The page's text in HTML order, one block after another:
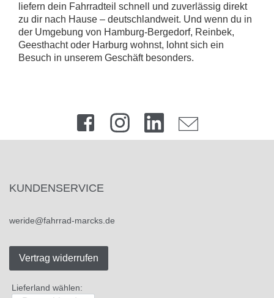
liefern dein Fahrradteil schnell und zuverlässig direkt
zu dir nach Hause – deutschlandweit. Und wenn du in
der Umgebung von Hamburg-Bergedorf, Reinbek,
Geesthacht oder Harburg wohnst, lohnt sich ein
Besuch in unserem Geschäft besonders.
KUNDENSERVICE
weride@fahrrad-marcks.de
Vertrag widerrufen
Lieferland wählen: